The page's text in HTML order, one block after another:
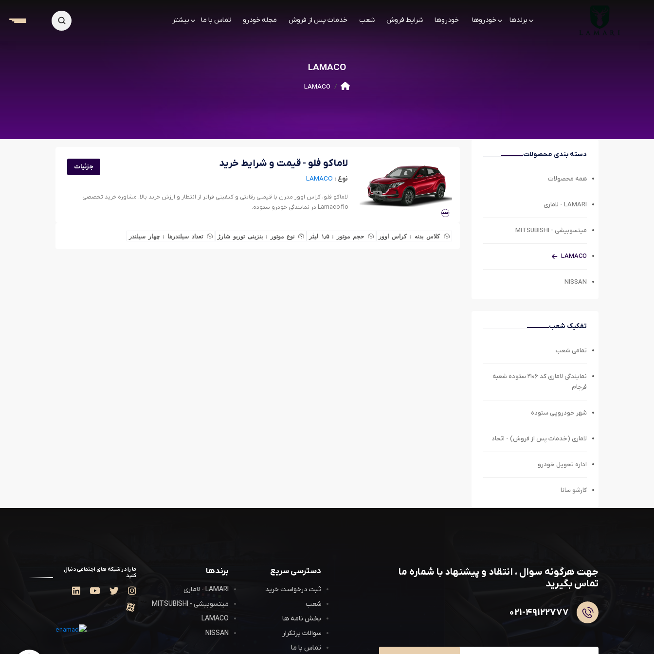
برندها خودروها خودروها شرایط فروش شعب خدمات پس از فروش مجله خودرو تماس با ما بیشتر
LAMACO
LAMACO
دسته بندی محصولات
همه محصولات
LAMARI - لاماری
میتسوبیشی - MITSUBISHI
LAMACO
NISSAN
تفکیک شعب
تمامی شعب
نمایندگی لاماری کد ۲۱۰۶ ستوده شعبه
فرجام
شهر خودرویی ستوده
لاماری (خدمات پس از فروش) - اتحاد
اداره تحویل خودرو
کارشو سانا
جزئیات لاماکو فلو - قیمت و شرایط خرید
نوع : LAMACO
لاماکو فلو، کراس اوور مدرن با قیمتی رقابتی و کیفیتی فراتر از انتظار و ارزش خرید بالا. مشاوره خرید تخصصی
Lamaco flo در نمایندگی خودرو ستوده.
کلاس بدنه : کراس اوور حجم موتور : ۱٫۵ لیتر نوع موتور : بنزینی توربو شارژ تعداد سیلندرها : چهار سیلندر
جهت هرگونه سوال ، انتقاد و پیشنهاد با شماره ما
تماس بگیرید
۰۲۱-۴۹۱۲۲۷۷۷
دسترسی سریع
ثبت درخواست خرید
شعب
بخش نامه ها
سوالات پرتکرار
تماس با ما
برندها
LAMARI - لاماری
میتسوبیشی - MITSUBISHI
LAMACO
NISSAN
ما را در شبکه های اجتماعی دنبال
کنید